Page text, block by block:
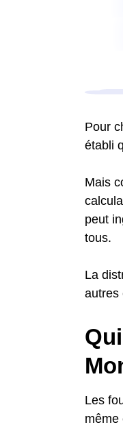
Pour
établi
Mais
peut
tous.
La
autres
Les
même